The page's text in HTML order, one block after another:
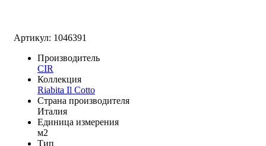
Артикул: 1046391
Производитель
CIR
Коллекция
Riabita Il Cotto
Страна производителя
Италия
Единица измерения
м2
Тип